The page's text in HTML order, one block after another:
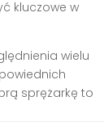
kluczowe w
wielu
sprężarkę to